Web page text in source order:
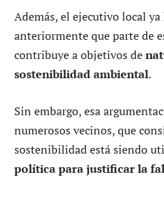
Además, el ejecutivo local
anteriormente que parte de
contribuye a objetivos de
sostenibilidad ambiental.
Sin embargo, esa
numerosos vecinos, que
sostenibilidad está siendo
política para justificar la